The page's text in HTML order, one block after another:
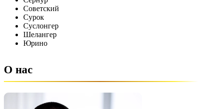
Советский
Сурок
Суслонгер
Шелангер
Юрино
О нас